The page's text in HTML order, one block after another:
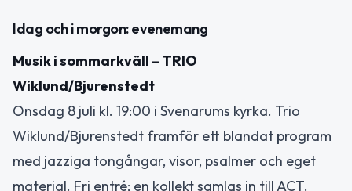
Idag och i morgon: evenemang
Musik i sommarkväll – TRIO
Wiklund/Bjurenstedt
Onsdag 8 juli kl. 19:00 i Svenarums kyrka. Trio
Wiklund/Bjurenstedt framför ett blandat program
med jazziga tongångar, visor, psalmer och eget
material. Fri entré; en kollekt samlas in till ACT.